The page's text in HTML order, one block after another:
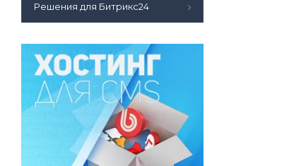
Решения для Битрикс24